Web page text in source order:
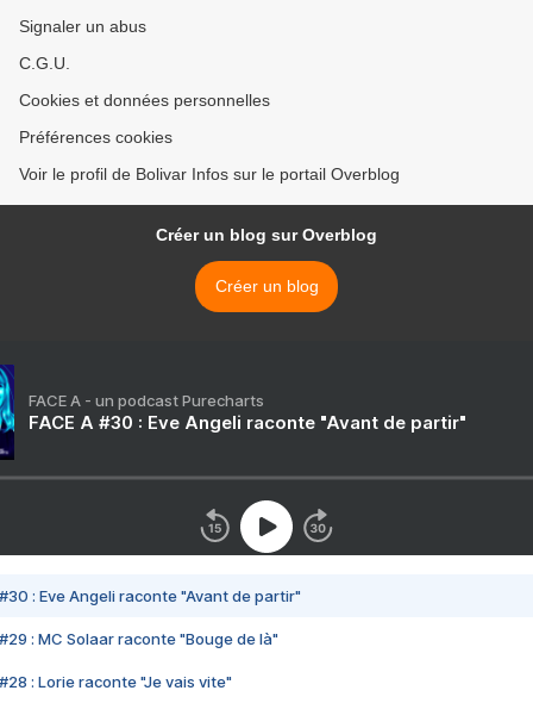
Signaler un abus
C.G.U.
Cookies et données personnelles
Préférences cookies
Voir le profil de Bolivar Infos sur le portail Overblog
Créer un blog sur Overblog
Créer un blog
FACE A - un podcast Purecharts
FACE A #30 : Eve Angeli raconte "Avant de partir"
#30 : Eve Angeli raconte "Avant de partir"
#29 : MC Solaar raconte "Bouge de là"
#28 : Lorie raconte "Je vais vite"